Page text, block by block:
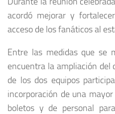
acordó mejorar y
acceso de los fanáticos al
Entre las medidas que se
encuentra la ampliación del
de los dos equipos
incorporación de una
boletos y de personal